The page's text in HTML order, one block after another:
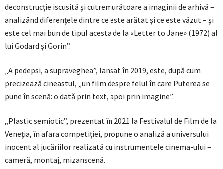
deconstrucție iscusită și cutremurătoare a imaginii de arhivă –
analizând diferențele dintre ce este arătat și ce este văzut – și
este cel mai bun de tipul acesta de la «Letter to Jane» (1972) al
lui Godard și Gorin”.
„A pedepsi, a supraveghea”, lansat în 2019, este, după cum
precizează cineastul, „un film despre felul în care Puterea se
pune în scenă: o dată prin text, apoi prin imagine”.
„Plastic semiotic”, prezentat în 2021 la Festivalul de Film de la
Veneţia, în afara competiţiei, propune o analiză a universului
inocent al jucăriilor realizată cu instrumentele cinema-ului –
cameră, montaj, mizanscenă.